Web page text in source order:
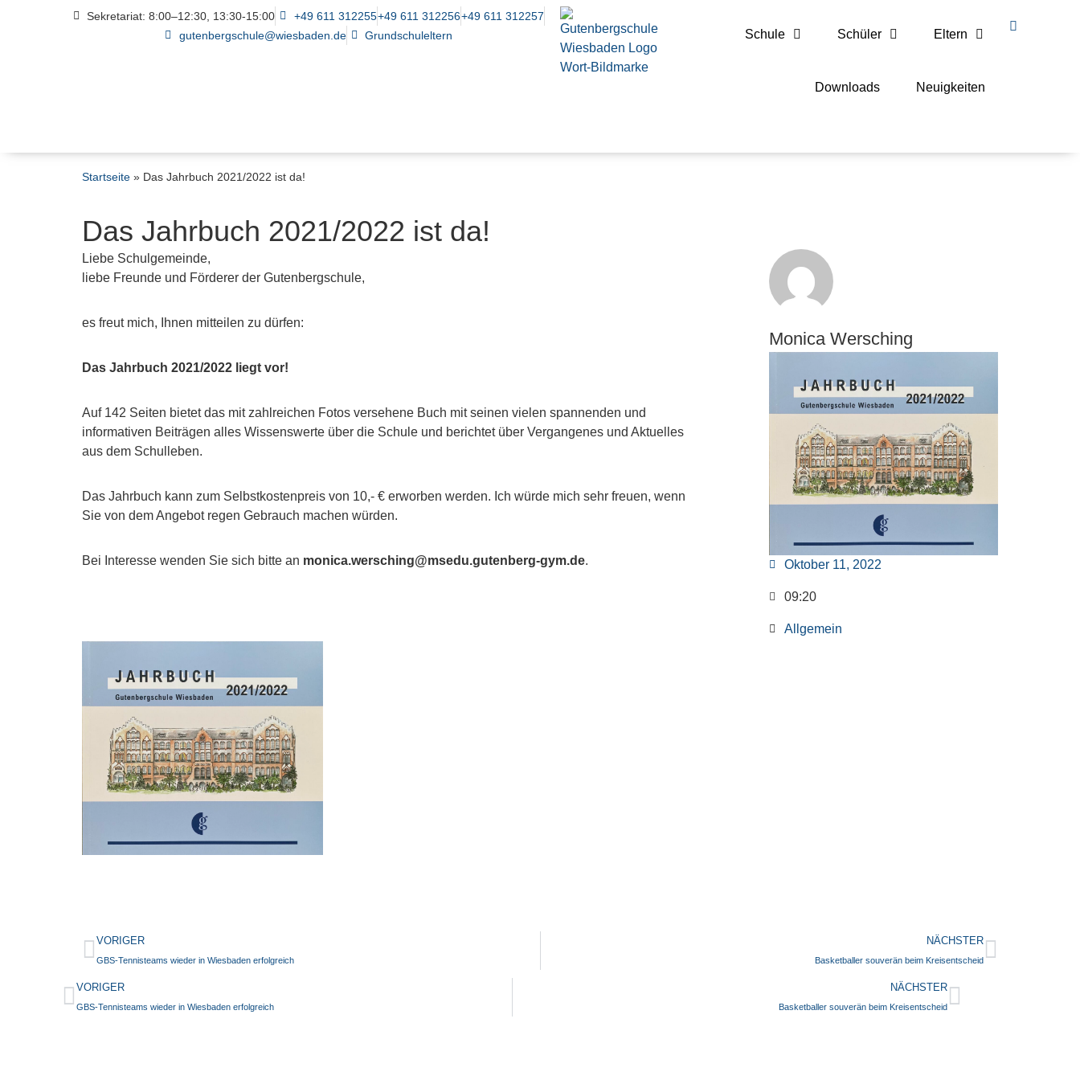
Sekretariat: 8:00–12:30, 13:30-15:00 +49 611 312255+49 611 312256+49 611 312257
gutenbergschule@wiesbaden.de
Grundschuleltern Schule Schüler Eltern
Downloads Neuigkeiten
Startseite » Das Jahrbuch 2021/2022 ist da!
Das Jahrbuch 2021/2022 ist da!
Liebe Schulgemeinde,
liebe Freunde und Förderer der Gutenbergschule,
es freut mich, Ihnen mitteilen zu dürfen:
Das Jahrbuch 2021/2022 liegt vor!
Auf 142 Seiten bietet das mit zahlreichen Fotos versehene Buch mit seinen vielen spannenden und
informativen Beiträgen alles Wissenswerte über die Schule und berichtet über Vergangenes und Aktuelles
aus dem Schulleben.
Das Jahrbuch kann zum Selbstkostenpreis von 10,- € erworben werden. Ich würde mich sehr freuen, wenn
Sie von dem Angebot regen Gebrauch machen würden.
Bei Interesse wenden Sie sich bitte an monica.wersching@msedu.gutenberg-gym.de.
Monica Wersching
Oktober 11, 2022
09:20
Allgemein
VORIGER
GBS-Tennisteams wieder in Wiesbaden erfolgreich
NÄCHSTER
Basketballer souverän beim Kreisentscheid
VORIGER
GBS-Tennisteams wieder in Wiesbaden erfolgreich
NÄCHSTER
Basketballer souverän beim Kreisentscheid